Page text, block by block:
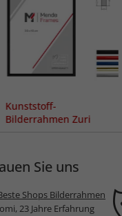
Kunststoff-
Bilderrahmen Zuri
Sie uns
Shops Bilderrahmen
23 Jahre Erfahrung